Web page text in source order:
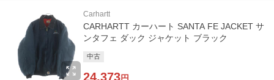
Carhartt
CARHARTT カーハート SANTA FE JACKET サ
ンタフェ ダック ジャケット ブラック
中古
24,373